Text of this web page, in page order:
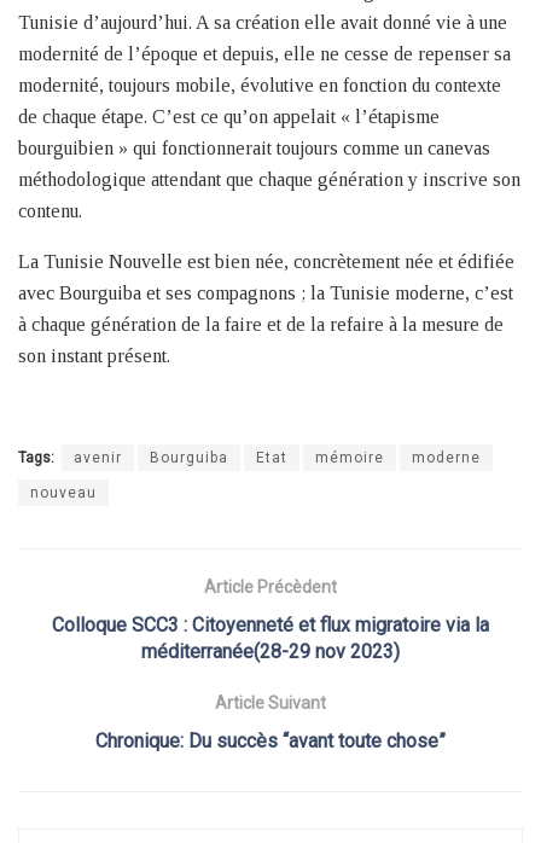
Tunisie d’aujourd’hui. A sa création elle avait donné vie à une
modernité de l’époque et depuis, elle ne cesse de repenser sa
modernité, toujours mobile, évolutive en fonction du contexte
de chaque étape. C’est ce qu’on appelait « l’étapisme
bourguibien » qui fonctionnerait toujours comme un canevas
méthodologique attendant que chaque génération y inscrive son
contenu.
La Tunisie Nouvelle est bien née, concrètement née et édifiée
avec Bourguiba et ses compagnons ; la Tunisie moderne, c’est
à chaque génération de la faire et de la refaire à la mesure de
son instant présent.
Tags: avenir Bourguiba Etat mémoire moderne
nouveau
Article Précèdent
Colloque SCC3 : Citoyenneté et flux migratoire via la
méditerranée(28-29 nov 2023)
Article Suivant
Chronique: Du succès “avant toute chose”